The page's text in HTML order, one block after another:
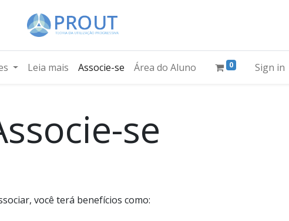
Leia mais Associe-se Área do Aluno 0 Sign in
se
você terá benefícios como: